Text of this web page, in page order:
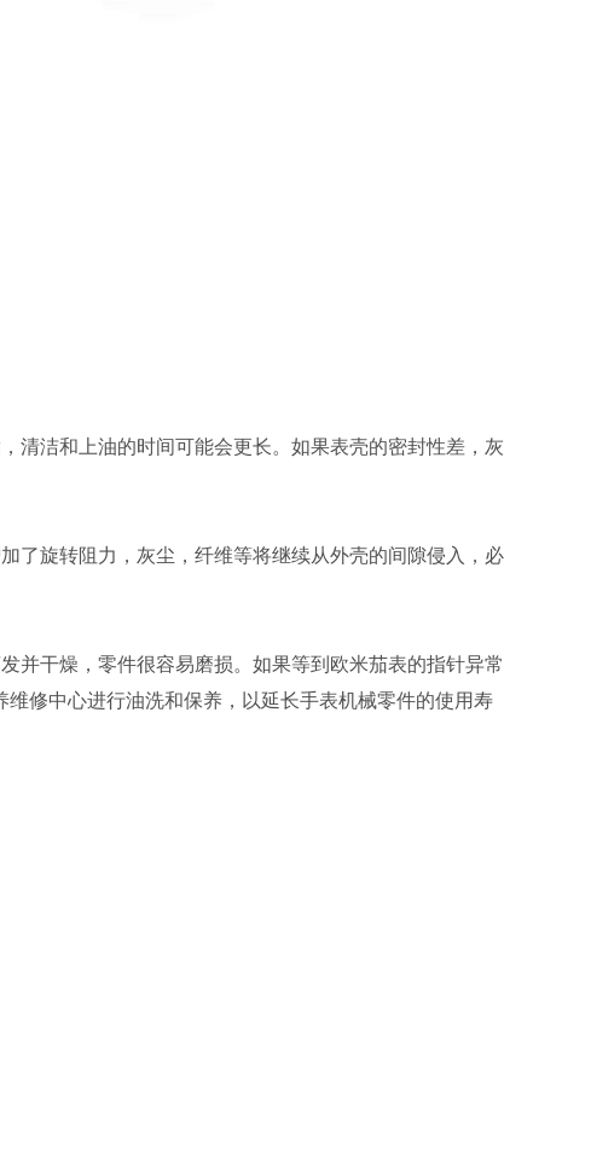
清洁和上油的时间可能会更长。如果表壳的密封性差，灰
了旋转阻力，灰尘，纤维等将继续从外壳的间隙侵入，必
并干燥，零件很容易磨损。如果等到欧米茄表的指针异常
修中心进行油洗和保养，以延长手表机械零件的使用寿